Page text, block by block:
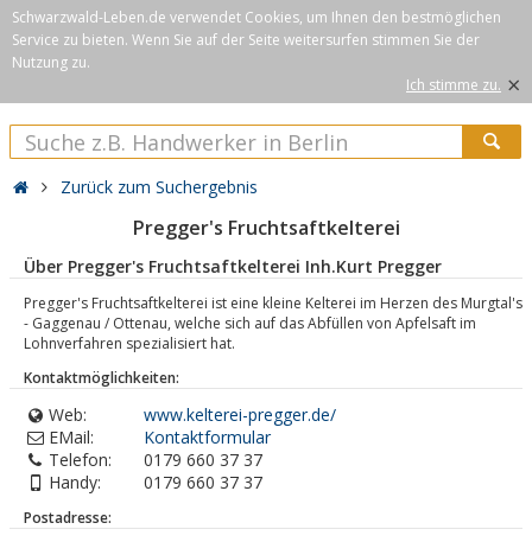
Schwarzwald-Leben.de verwendet Cookies, um Ihnen den bestmöglichen
Service zu bieten. Wenn Sie auf der Seite weitersurfen stimmen Sie der
Nutzung zu.
Ich stimme zu. ×
Zurück zum Suchergebnis
Pregger's Fruchtsaftkelterei
Über Pregger's Fruchtsaftkelterei Inh.Kurt Pregger
Pregger's Fruchtsaftkelterei ist eine kleine Kelterei im Herzen des Murgtal's
- Gaggenau / Ottenau, welche sich auf das Abfüllen von Apfelsaft im
Lohnverfahren spezialisiert hat.
Kontaktmöglichkeiten:
Web:
www.kelterei-pregger.de/
EMail:
Kontaktformular
Telefon:
0179 660 37 37
Handy:
0179 660 37 37
Postadresse: